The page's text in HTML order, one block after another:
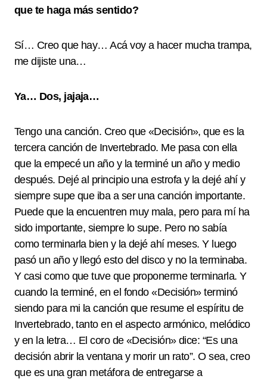
que te haga más sentido?
Sí… Creo que hay… Acá voy a hacer mucha trampa,
me dijiste una…
Ya… Dos, jajaja…
Tengo una canción. Creo que «Decisión», que es la
tercera canción de Invertebrado. Me pasa con ella
que la empecé un año y la terminé un año y medio
después. Dejé al principio una estrofa y la dejé ahí y
siempre supe que iba a ser una canción importante.
Puede que la encuentren muy mala, pero para mí ha
sido importante, siempre lo supe. Pero no sabía
como terminarla bien y la dejé ahí meses. Y luego
pasó un año y llegó esto del disco y no la terminaba.
Y casi como que tuve que proponerme terminarla. Y
cuando la terminé, en el fondo «Decisión» terminó
siendo para mi la canción que resume el espíritu de
Invertebrado, tanto en el aspecto armónico, melódico
y en la letra… El coro de «Decisión» dice: “Es una
decisión abrir la ventana y morir un rato”. O sea, creo
que es una gran metáfora de entregarse a